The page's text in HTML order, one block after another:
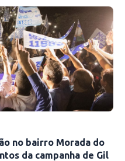
no bairro Morada do
da campanha de Gil